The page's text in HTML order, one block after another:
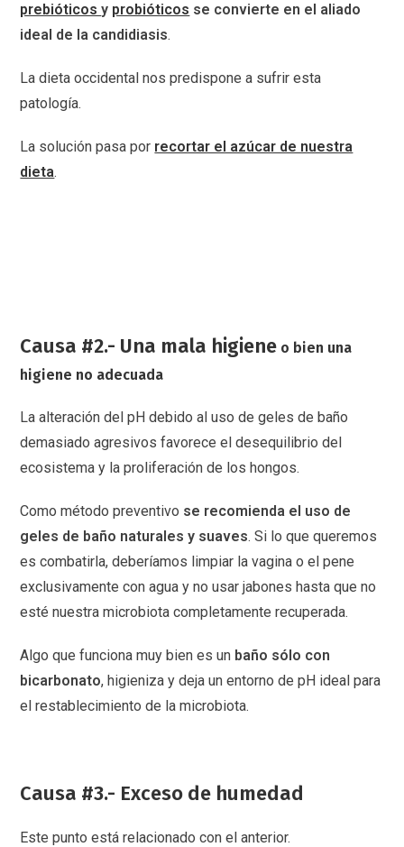
prebióticosy probióticos se convierte en el aliado
ideal de la candidiasis.
La dieta occidental nos predispone a sufrir esta
patología.
La solución pasa por recortar el azúcar de nuestra
dieta.
Causa #2.- Una mala higiene o bien una
higiene no adecuada
La alteración del pH debido al uso de geles de baño
demasiado agresivos favorece el desequilibrio del
ecosistema y la proliferación de los hongos.
Como método preventivo se recomienda el uso de
geles de baño naturales y suaves. Si lo que queremos
es combatirla, deberíamos limpiar la vagina o el pene
exclusivamente con agua y no usar jabones hasta que no
esté nuestra microbiota completamente recuperada.
Algo que funciona muy bien es un baño sólo con
bicarbonato, higieniza y deja un entorno de pH ideal para
el restablecimiento de la microbiota.
Causa #3.- Exceso de humedad
Este punto está relacionado con el anterior.